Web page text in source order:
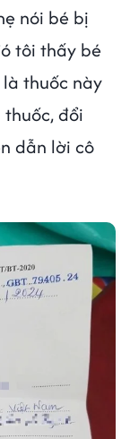
nói bé bị
tôi thấy bé
thuốc này
đổi
dẫn lời cô